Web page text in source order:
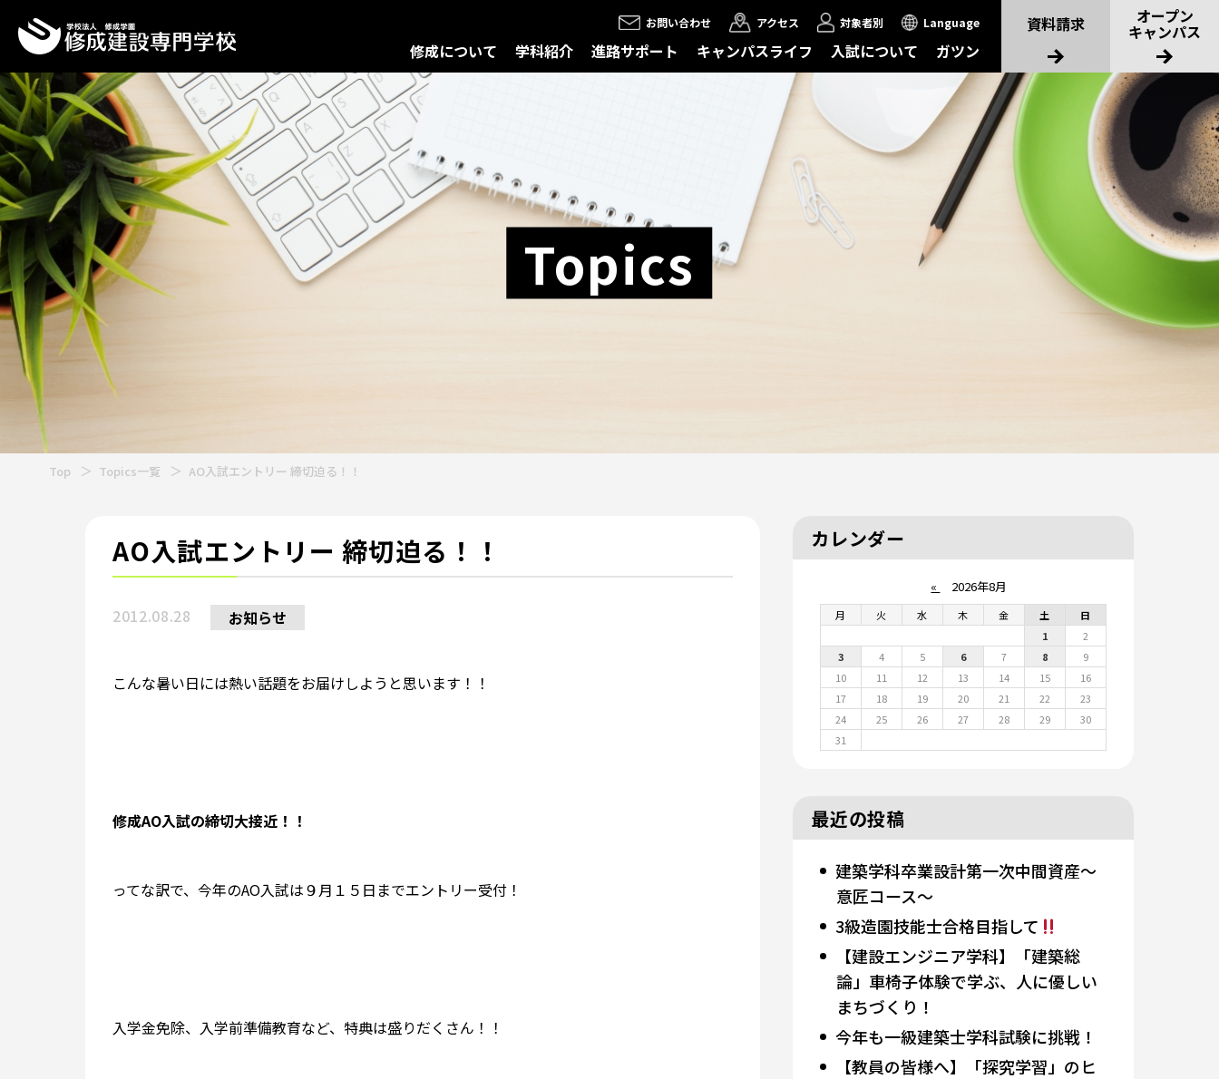
お問い合わせ アクセス 対象者別 Language
修成について 学科紹介 進路サポート キャンパスライフ 入試について ガツン
資料請求 オープン
キャンパス
Topics
Top Topics一覧 AO入試エントリー 締切迫る！！
AO入試エントリー 締切迫る！！
2012.08.28 お知らせ
こんな暑い日には熱い話題をお届けしようと思います！！
修成AO入試の締切大接近！！
ってな訳で、今年のAO入試は９月１５日までエントリー受付！
入学金免除、入学前準備教育など、特典は盛りだくさん！！
カレンダー
« 2026年8月
月 火 水 木 金 土
日
1
2
3
4 5 6 7 8
9
10
11 12 13 14 15
16
17
18 19 20 21 22
23
24
25 26 27 28 29
30
31
最近の投稿
建築学科卒業設計第一次中間資産～
意匠コース～
3級造園技能士合格目指して
【建設エンジニア学科】「建築総
論」車椅子体験で学ぶ、人に優しい
まちづくり！
今年も一級建築士学科試験に挑戦！
【教員の皆様へ】「探究学習」のヒ